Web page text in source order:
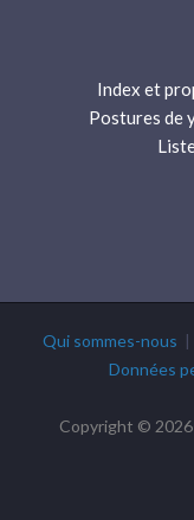
Index et
Postures de
Qui sommes-nous |
Données
Copyright ©